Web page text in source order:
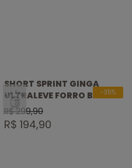
SELO
ATÉ
5KM
SHORT SPRINT GINGA
ULTRALEVE FORRO BAMBU 1
BOLSO SPLIT COS DE
ELASTICO 7CM SELADO
R$ 299,90
R$ 194,90
-35%